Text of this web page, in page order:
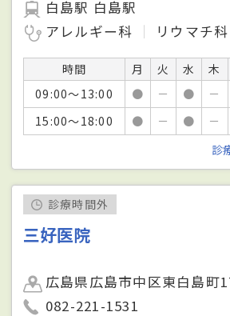
白島駅 白島駅
アレルギー科
リウマチ科
時間 月 火 水 木
09:00～13:00
● － ● －
15:00～18:00
● － ● －
診
診療時間外
三好医院
広島県広島市中区東白島町
082-221-1531